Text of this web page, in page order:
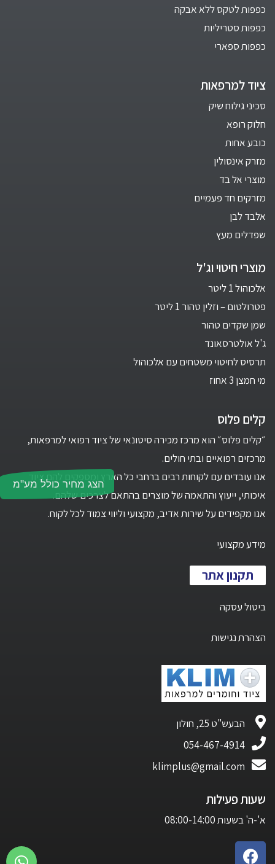
הצג מחיר כולל מע"מ
כפפות לטקס ללא אבקה
כפפות סטריליות
כפפות ספארי
ציוד למרפאות
סכיני גילוח שיק
חלוק רופא
כובע אחות
מזרק אינסולין
מוצרי אל בד
מזרקים חד פעמיים
אלבד לבן
שפדלים מעץ
מוצרי חיטוי וג'ל
אלכוהול 1 ליטר
פטרולטום – וזלין טהור 1 ליטר
שמן שקדים טהור
ג'ל אולטרסאונד
תרסיס לחיטוי משטחים עם אלכוהול
מי חמצן 3 אחוז
קלים פלוס
״קלים פלוס״ הוא מרכז מכירה סיטונאי של ציוד רפואי למרפאות,
מרכזים רפואיים ובתי חולים.
אנו עובדים עם לקוחות רבים ברחבי כל הארץ ומספקים להם ציוד
איכותי, ייעוץ והתאמה של מוצרים בהתאם לצרכים שלהם.
אנו מקפידים על שירות אדיב, מקצועי וליווי צמוד לכל לקוח.
מידע מקצועי
תקנון אתר
ביטול עסקה
הצהרת נגישות
הבעש"ט 25, חולון
054-467-4914
klimplus@gmail.com
שעות פעילות
א'-ה' בשעות 08:00-14:00